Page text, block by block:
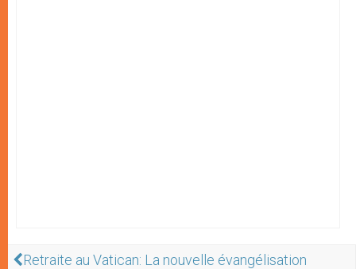
Retraite au Vatican: La nouvelle évangélisation